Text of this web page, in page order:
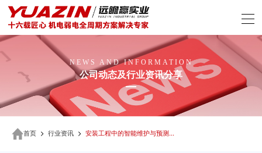
NEWS AND INFORMATION
公司动态及行业资讯分享
首页 行业资讯 安装工程中的智能维护与预测性维护